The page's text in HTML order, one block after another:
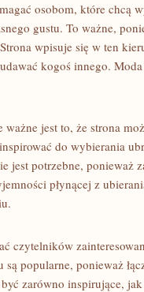
osobom, które chcą
gustu. To ważne,
wpisuje się w ten
kogoś innego.
jest to, że strona
do wybierania
jest potrzebne, ponieważ
płynącej z
czytelników
popularne, ponieważ
zarówno inspirujące,